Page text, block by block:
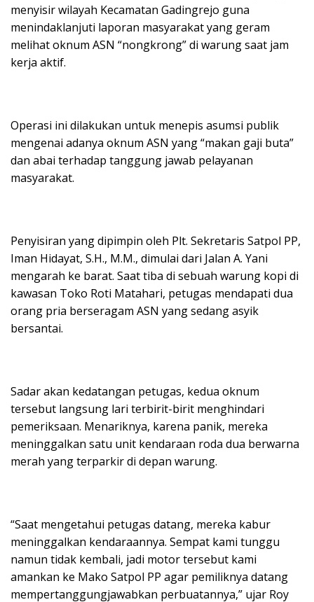
menyisir wilayah Kecamatan Gadingrejo guna
menindaklanjuti laporan masyarakat yang geram
melihat oknum ASN “nongkrong” di warung saat jam
kerja aktif.
Operasi ini dilakukan untuk menepis asumsi publik
mengenai adanya oknum ASN yang “makan gaji buta”
dan abai terhadap tanggung jawab pelayanan
masyarakat.
Penyisiran yang dipimpin oleh Plt. Sekretaris Satpol PP,
Iman Hidayat, S.H., M.M., dimulai dari Jalan A. Yani
mengarah ke barat. Saat tiba di sebuah warung kopi di
kawasan Toko Roti Matahari, petugas mendapati dua
orang pria berseragam ASN yang sedang asyik
bersantai.
Sadar akan kedatangan petugas, kedua oknum
tersebut langsung lari terbirit-birit menghindari
pemeriksaan. Menariknya, karena panik, mereka
meninggalkan satu unit kendaraan roda dua berwarna
merah yang terparkir di depan warung.
“Saat mengetahui petugas datang, mereka kabur
meninggalkan kendaraannya. Sempat kami tunggu
namun tidak kembali, jadi motor tersebut kami
amankan ke Mako Satpol PP agar pemiliknya datang
mempertanggungjawabkan perbuatannya,” ujar Roy